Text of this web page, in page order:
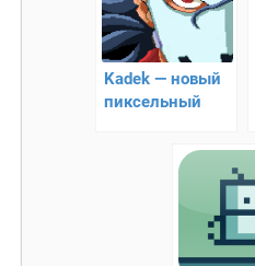
Kadek — новый
пиксельный